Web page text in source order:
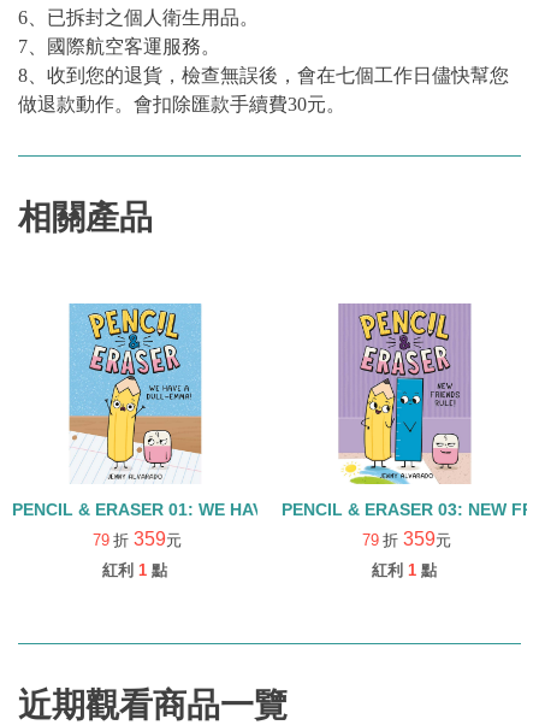
6、已拆封之個人衛生用品。
7、國際航空客運服務。
8、收到您的退貨，檢查無誤後，會在七個工作日儘快幫您
做退款動作。會扣除匯款手續費30元。
相關產品
PENCIL & ERASER 01: WE HAVE A DULL-EMMA/精裝
79 折 359元
紅利 1 點
PENCIL & ERASER 03: NEW
79 折 359元
紅利 1 點
近期觀看商品一覽